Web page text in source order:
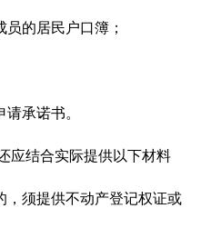
的居民户口簿；
承诺书。
结合实际提供以下材料
须提供不动产登记权证或